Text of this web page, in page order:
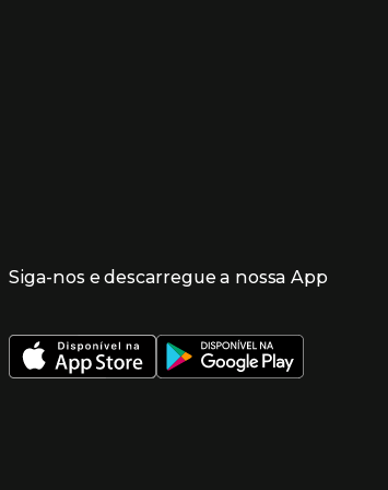
Siga-nos e descarregue a nossa App